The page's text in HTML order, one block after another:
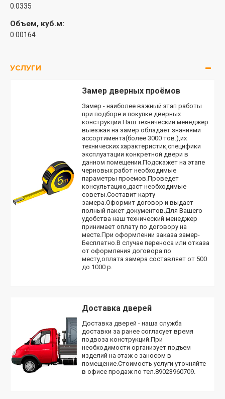
0.0335
Объем, куб.м:
0.00164
УСЛУГИ
Замер дверных проёмов
Замер - наиболее важный этап работы
при подборе и покупке дверных
конструкций.Наш технический менеджер
выезжая на замер обладает знаниями
ассортимента(более 3000 тов.),их
технических характеристик,специфики
эксплуатации конкретной двери в
данном помещении.Подскажет на этапе
черновых работ необходимые
параметры проемов.Проведет
консультацию,даст необходимые
советы.Составит карту
замера.Оформит договор и выдаст
полный пакет документов.Для Вашего
удобства наш технический менеджер
принимает оплату по договору на
месте.При оформлении заказа замер-
Бесплатно.В случае переноса или отказа
от оформления договора по
месту,оплата замера составляет от 500
до 1000 р.
Доставка дверей
Доставка дверей - наша служба
доставки за ранее согласует время
подвоза конструкций.При
необходимости организует подъем
изделий на этаж с заносом в
помещение.Стоимость услуги уточняйте
в офисе продаж по тел.89023960709.